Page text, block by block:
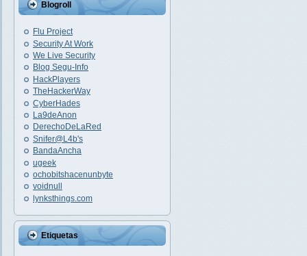
Blogroll
Flu Project
Security At Work
We Live Security
Blog Segu-Info
HackPlayers
TheHackerWay
CyberHades
La9deAnon
DerechoDeLaRed
Snifer@L4b's
BandaAncha
ugeek
ochobitshacenunbyte
voidnull
lynksthings.com
Etiquetas